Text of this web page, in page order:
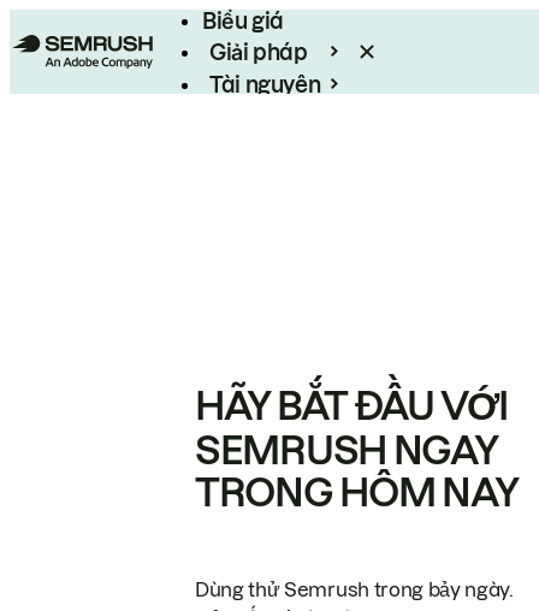
Biểu giá
Giải pháp
Tài nguyên
HÃY BẮT ĐẦU VỚI
SEMRUSH NGAY
TRONG HÔM NAY
Dùng thử Semrush trong bảy ngày.